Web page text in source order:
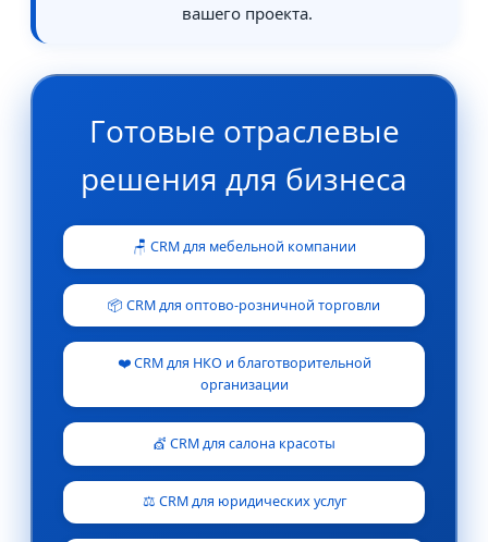
вашего проекта.
Готовые отраслевые
решения для бизнеса
🪑 CRM для мебельной компании
📦 CRM для оптово-розничной торговли
❤️ CRM для НКО и благотворительной
организации
💇 CRM для салона красоты
⚖️ CRM для юридических услуг